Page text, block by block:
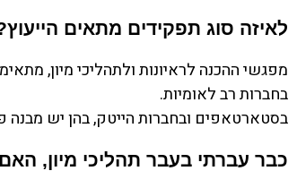
לאיזה סוג תפקידים מתאים
מפגשי ההכנה לראיונות ולתהליכי מיון,
בחברות רב לאומיות.
בסטארטאפים ובחברות הייטק, בהן יש מבנה
כבר עברתי בעבר תהליכי מיון,